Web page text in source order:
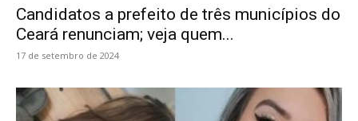
Candidatos a prefeito de três municípios do
Ceará renunciam; veja quem...
17 de setembro de 2024